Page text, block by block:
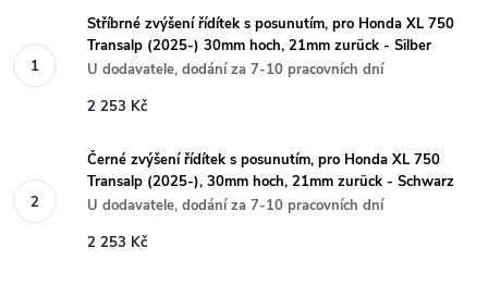
Stříbrné zvýšení řídítek s posunutím, pro Honda XL 750
Transalp (2025-) 30mm hoch, 21mm zurück - Silber
U dodavatele, dodání za 7-10 pracovních dní
2 253 Kč
Černé zvýšení řídítek s posunutím, pro Honda XL 750
Transalp (2025-), 30mm hoch, 21mm zurück - Schwarz
U dodavatele, dodání za 7-10 pracovních dní
2 253 Kč